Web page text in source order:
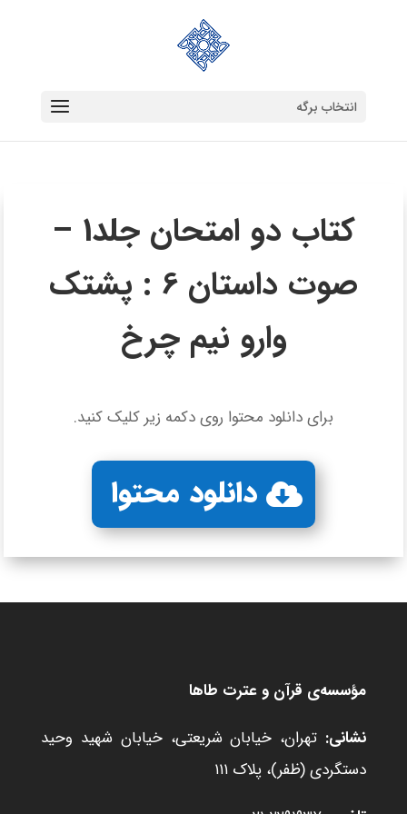
انتخاب برگه
کتاب دو امتحان جلد1 –
صوت داستان 6 : پشتک
وارو نیم چرخ
برای دانلود محتوا روی دکمه زیر کلیک کنید.
دانلود محتوا
مؤسسه‌ی قرآن و عترت طاها
نشانی: تهران، خیابان شریعتی، خیابان شهید وحید
دستگردی (ظفر)، پلاک ۱۱۱